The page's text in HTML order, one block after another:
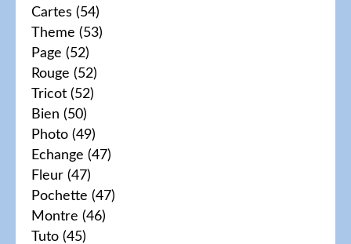
Cartes (54)
Theme (53)
Page (52)
Rouge (52)
Tricot (52)
Bien (50)
Photo (49)
Echange (47)
Fleur (47)
Pochette (47)
Montre (46)
Tuto (45)